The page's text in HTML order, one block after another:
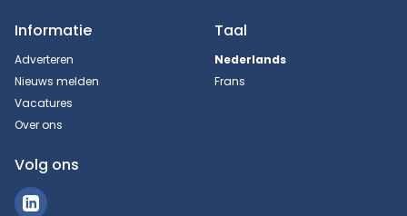
Informatie
Adverteren
Nieuws melden
Vacatures
Over ons
Taal
Nederlands
Frans
Volg ons